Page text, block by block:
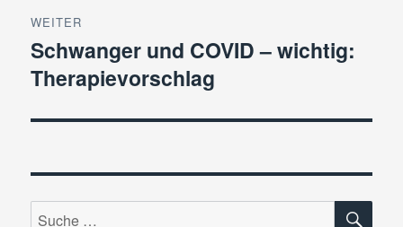
WEITER
Nächster
Beitrag:
Schwanger und COVID – wichtig:
Therapievorschlag
Suche